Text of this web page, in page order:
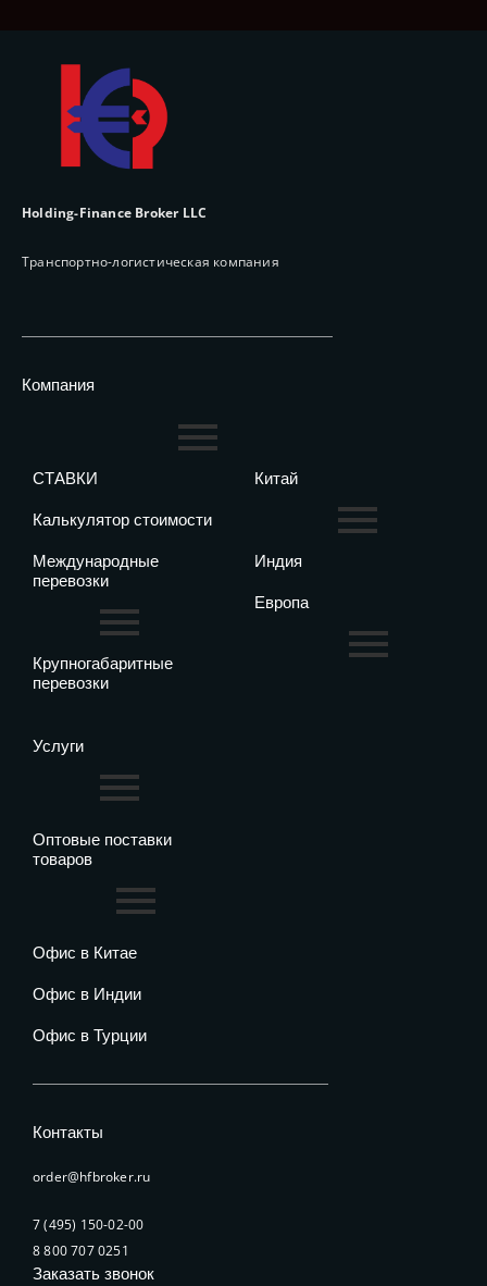
Holding-Finance Broker LLC
Транспортно-логистическая компания
Компания
СТАВКИ
Калькулятор стоимости
Международные
перевозки
Крупногабаритные
перевозки
Китай
Индия
Европа
Услуги
Оптовые поставки
товаров
Офис в Китае
Офис в Индии
Офис в Турции
Контакты
order@hfbroker.ru
7 (495) 150-02-00
8 800 707 0251
Заказать звонок